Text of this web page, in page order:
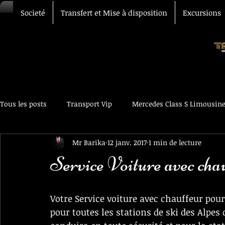
Societé Transfert et Mise à disposition Excursions
Tous les posts Transport Vip Mercedes Class S Limousine
Transfert Aéroport Chauffeur Vtc Voiture avec
Service Voiture avec
Mr Barika 12 janv. 2017 1 min de lecture
Votre Service voiture avec chauffeur
pour toutes les stations de ski des Alpes